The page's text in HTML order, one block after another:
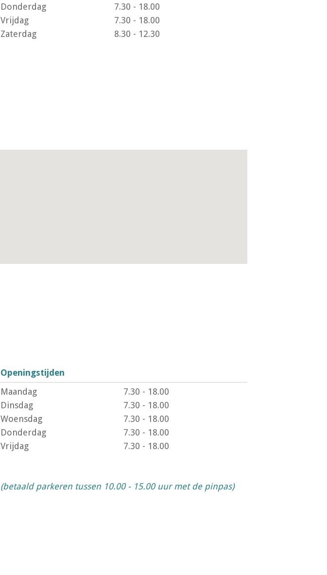
Donderdag
7.30 - 18.00
Vrijdag
7.30 - 18.00
Zaterdag
8.30 - 12.30
Openingstijden
Maandag
7.30 - 18.00
Dinsdag
7.30 - 18.00
Woensdag
7.30 - 18.00
Donderdag
7.30 - 18.00
Vrijdag
7.30 - 18.00
(betaald parkeren tussen 10.00 - 15.00 uur met de pinpas)